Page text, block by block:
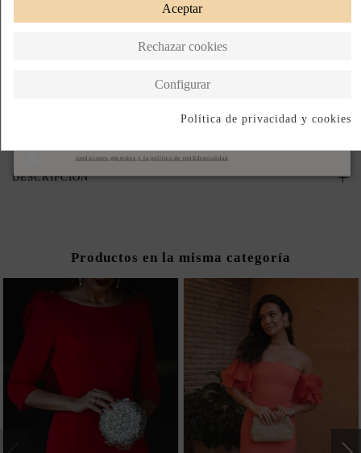
Acepto lascondiciones generales y la política de confidencialidad
DESCRIPCIÓN
Productos en la misma categoría
condiciones generales y la política de confidencialidad
Aceptar
Rechazar cookies
Configurar
Política de privacidad y cookies